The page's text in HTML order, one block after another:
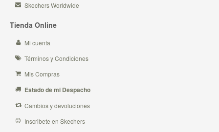
Skechers Worldwide
Tienda Online
Mi cuenta
Términos y Condiciones
Mis Compras
Estado de mi Despacho
Cambios y devoluciones
Inscribete en Skechers